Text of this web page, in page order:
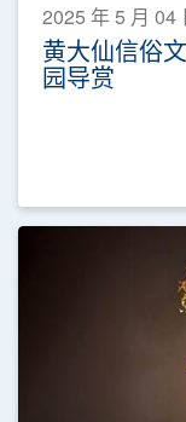
2025 年 5 月 04
黄大仙信俗
园导赏